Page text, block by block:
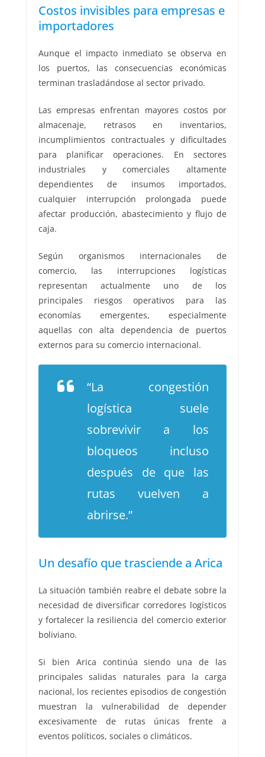
Costos invisibles para empresas e
importadores
Aunque el impacto inmediato se observa en
los puertos, las consecuencias económicas
terminan trasladándose al sector privado.
Las empresas enfrentan mayores costos por
almacenaje, retrasos en inventarios,
incumplimientos contractuales y dificultades
para planificar operaciones. En sectores
industriales y comerciales altamente
dependientes de insumos importados,
cualquier interrupción prolongada puede
afectar producción, abastecimiento y flujo de
caja.
Según organismos internacionales de
comercio, las interrupciones logísticas
representan actualmente uno de los
principales riesgos operativos para las
economías emergentes, especialmente
aquellas con alta dependencia de puertos
externos para su comercio internacional.
“La congestión
logística suele
sobrevivir a los
bloqueos incluso
después de que las
rutas vuelven a
abrirse.”
Un desafío que trasciende a Arica
La situación también reabre el debate sobre la
necesidad de diversificar corredores logísticos
y fortalecer la resiliencia del comercio exterior
boliviano.
Si bien Arica continúa siendo una de las
principales salidas naturales para la carga
nacional, los recientes episodios de congestión
muestran la vulnerabilidad de depender
excesivamente de rutas únicas frente a
eventos políticos, sociales o climáticos.